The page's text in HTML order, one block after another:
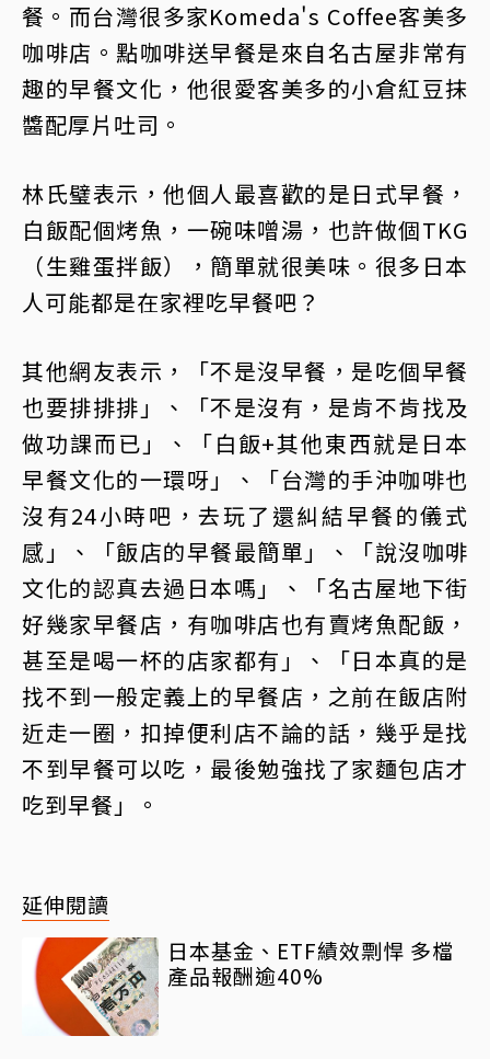
餐。而台灣很多家Komeda's Coffee客美多
咖啡店。點咖啡送早餐是來自名古屋非常有
趣的早餐文化，他很愛客美多的小倉紅豆抹
醬配厚片吐司。
林氏璧表示，他個人最喜歡的是日式早餐，
白飯配個烤魚，一碗味噌湯，也許做個TKG
（生雞蛋拌飯），簡單就很美味。很多日本
人可能都是在家裡吃早餐吧？
其他網友表示，「不是沒早餐，是吃個早餐
也要排排排」、「不是沒有，是肯不肯找及
做功課而已」、「白飯+其他東西就是日本
早餐文化的一環呀」、「台灣的手沖咖啡也
沒有24小時吧，去玩了還糾結早餐的儀式
感」、「飯店的早餐最簡單」、「說沒咖啡
文化的認真去過日本嗎」、「名古屋地下街
好幾家早餐店，有咖啡店也有賣烤魚配飯，
甚至是喝一杯的店家都有」、「日本真的是
找不到一般定義上的早餐店，之前在飯店附
近走一圈，扣掉便利店不論的話，幾乎是找
不到早餐可以吃，最後勉強找了家麵包店才
吃到早餐」。
延伸閱讀
日本基金、ETF績效剽悍 多檔
產品報酬逾40%